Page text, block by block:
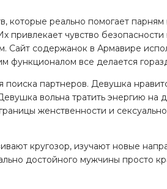
которые реально помогает
чувство
содержанок в Армавире
функционалом все делается
партнеров. Девушка
вольна тратить энергию
женственности и
кругозор, изучают новые
достойного мужчины просто